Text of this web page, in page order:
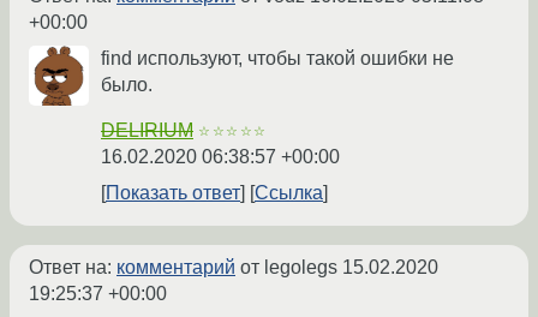
+00:00
find используют, чтобы такой ошибки не
было.
DELIRIUM ☆☆☆☆☆
16.02.2020 06:38:57 +00:00
Показать ответ
Ссылка
Ответ на: комментарий от legolegs 15.02.2020
19:25:37 +00:00